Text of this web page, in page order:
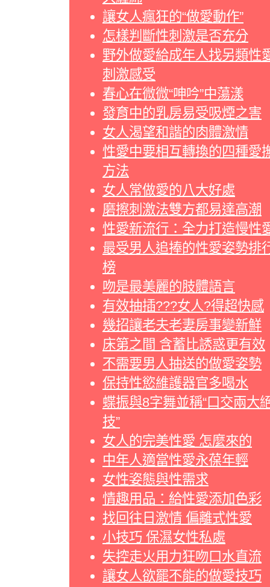
讓女人瘋狂的“做愛動作”
怎樣判斷性刺激是否充分
野外做愛給成年人找另類性
刺激感受
春心在微微“呻吟”中蕩漾
發育中的乳房易受吸煙之害
女人渴望和諧的肉體激情
性愛中要相互轉換的四種愛
方法
女人常做愛的八大好處
磨擦刺激法雙方都易達高潮
性愛新流行：全力打造慢性
最受男人追捧的性愛姿勢排
榜
吻是最美麗的肢體語言
有效抽插???女人?得超快感
幾招讓老夫老妻房事變新鮮
床第之間 含蓄比誘惑更有效
不需要男人抽送的做愛姿勢
保持性慾維護器官多喝水
蝶振與8字舞並稱“口交兩大
技”
女人的完美性愛 怎麼來的
中年人適當性愛永葆年輕
女性姿態與性需求
情趣用品：給性愛添加色彩
找回往日激情 偏離式性愛
小技巧 保濕女性私處
失控走火用力狂吻口水直流
讓女人欲罷不能的做愛技巧